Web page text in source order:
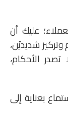
عليك أن
وتركيز شديديْن،
الأحكام،
بعناية إلى